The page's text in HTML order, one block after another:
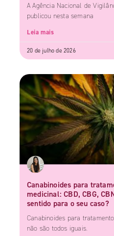
A Agência Nacional de
publicou nesta semana
Leia mais
20 de julho de 2026
Canabinoides para
medicinal: CBD, CBG,
sentido para o seu caso?
Canabinoides para
não são todos iguais.